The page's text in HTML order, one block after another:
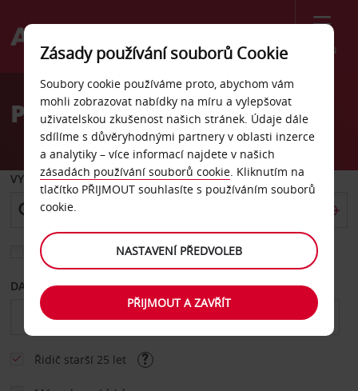
Menu
Welcome
AvisPronájem auta Hamburk
VYZVEDNOUT Z
Vyberte si jiné místo vrácení
DATUM OD DATUM DO
Řidič starší 25 let
Zásady používání souborů Cookie
Soubory cookie používáme proto, abychom vám
mohli zobrazovat nabídky na míru a vylepšovat
uživatelskou zkušenost našich stránek. Údaje dále
sdílíme s důvěryhodnými partnery v oblasti inzerce
a analytiky – více informací najdete v našich
zásadách používání souborů cookie. Kliknutím na
tlačítko PŘIJMOUT souhlasíte s používáním souborů
cookie.
NASTAVENÍ PŘEDVOLEB
PŘIJMOUT A ZAVŘÍT